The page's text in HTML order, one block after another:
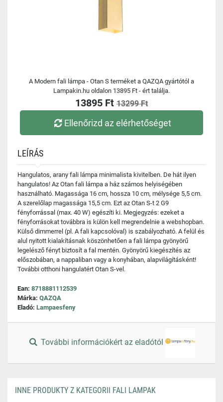
A Modern fali lámpa - Otan S terméket a QAZQA gyártótól a
Lampakin.hu oldalon 13895 Ft - ért találja.
13895 Ft 13299 Ft
Ellenőrizd az elérhetőséget
LEÍRÁS
Hangulatos, arany fali lámpa minimalista kivitelben. De hát ilyen
hangulatos! Az Otan fali lámpa a ház számos helyiségében
használható. Magassága 16 cm, hossza 10 cm, mélysége 5,5 cm.
A szerelőlap magassága 15,5 cm. Ezt az Otan S-t 2 G9
fényforrással (max. 40 W) egészíti ki. Megjegyzés: ezeket a
fényforrásokat továbbra is külön kell megrendelnie a webshopban.
Külső dimmerrel (pl. A fali kapcsolóval) is szabályozható. A felül és
alul nyitott kialakításnak köszönhetően a fali lámpa gyönyörű
legelésző fényt biztosít a fal mentén. Gyönyörű kiegészítés az
előszobában, a nappaliban vagy a konyhában, alapvilágításként!
További otthoni hangulatért Otan S-vel.
Ean: 8718881112539
Márka: QAZQA
Eladó: Lampaesfeny
További információkért az eladótól
INNE PRODUKTY Z KATEGORII FALI LAMPAK